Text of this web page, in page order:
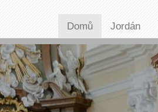
Domů Jordán